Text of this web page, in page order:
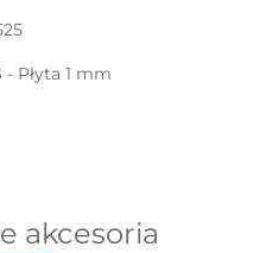
- Płyta 1 mm
akcesoria